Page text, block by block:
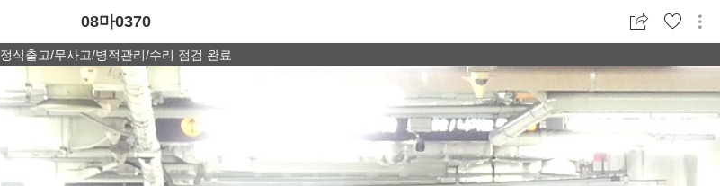
08마0370
정식출고/무사고/병적관리/수리 점검 완료